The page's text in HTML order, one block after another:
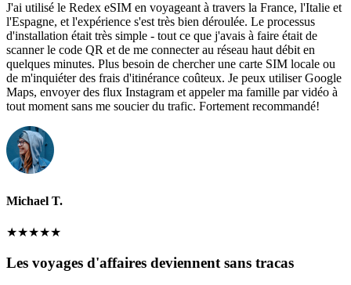
J'ai utilisé le Redex eSIM en voyageant à travers la France, l'Italie et
l'Espagne, et l'expérience s'est très bien déroulée. Le processus
d'installation était très simple - tout ce que j'avais à faire était de
scanner le code QR et de me connecter au réseau haut débit en
quelques minutes. Plus besoin de chercher une carte SIM locale ou
de m'inquiéter des frais d'itinérance coûteux. Je peux utiliser Google
Maps, envoyer des flux Instagram et appeler ma famille par vidéo à
tout moment sans me soucier du trafic. Fortement recommandé!
Michael T.
★★★★★
Les voyages d'affaires deviennent sans tracas